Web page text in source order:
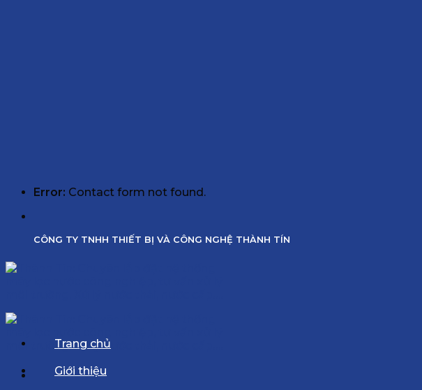
Error: Contact form not found.
CÔNG TY TNHH THIẾT BỊ VÀ CÔNG NGHỆ THÀNH TÍN
Trang chủ
Giới thiệu